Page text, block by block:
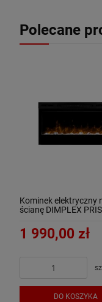
Polecane
Kominek elektryczny
ścianę DIMPLEX
1 990,00 zł
DO KOSZYKA